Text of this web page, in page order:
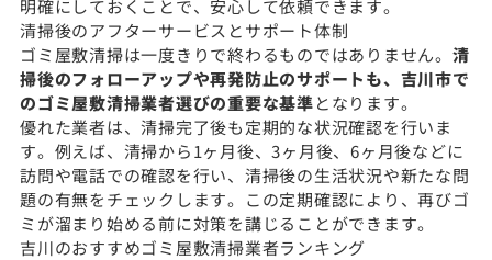
明確にしておくことで、安心して依頼できます。
清掃後のアフターサービスとサポート体制
ゴミ屋敷清掃は一度きりで終わるものではありません。 清
掃後のフォローアップや再発防止のサポートも、吉川市で
のゴミ屋敷清掃業者選びの重要な基準となります。
優れた業者は、清掃完了後も定期的な状況確認を行いま
す。例えば、清掃から1ヶ月後、3ヶ月後、6ヶ月後などに
訪問や電話での確認を行い、清掃後の生活状況や新たな問
題の有無をチェックします。この定期確認により、再びゴ
ミが溜まり始める前に対策を講じることができます。
吉川のおすすめゴミ屋敷清掃業者ランキング